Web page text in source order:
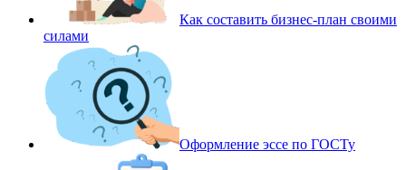
Как составить бизнес-план своими
силами
Оформление эссе по ГОСТу